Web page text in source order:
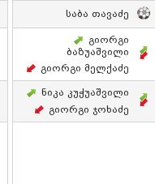
Საბა Თავაძე
Გიორგი
Ბაზუაშვილი
Გიორგი Მელქაძე
Ნიკა Კუჭუაშვილი
Გიორგი Ჯოხაძე